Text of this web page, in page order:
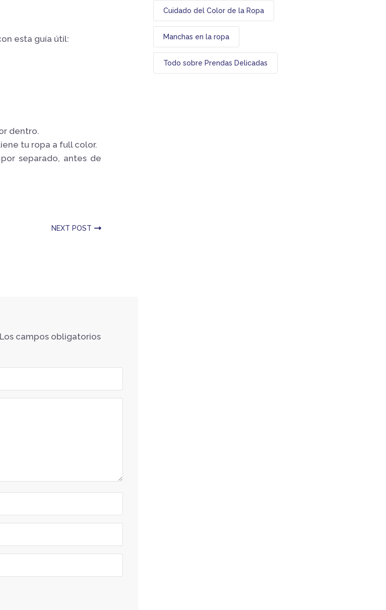
esta guía útil:
dentro.
tu ropa a full color.
separado, antes de
NEXT POST
Los campos obligatorios
Cuidado del Color de la Ropa
Manchas en la ropa
Todo sobre Prendas Delicadas